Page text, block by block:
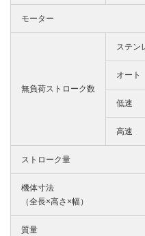
モーター
無負荷ストローク数
ステン
オート
低速
高速
ストローク量
機体寸法
（全長×高さ×幅）
質量